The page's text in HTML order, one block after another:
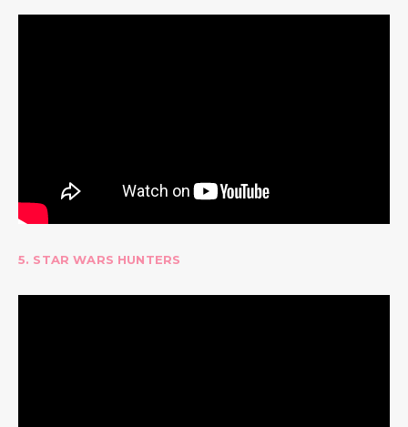
5. STAR WARS HUNTERS